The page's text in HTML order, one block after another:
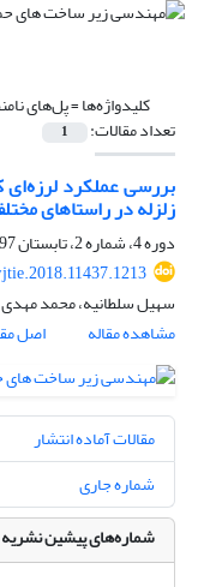
کلیدواژه‌ها =پل‌های
تعداد مقالات: 1
بررسی عملکرد لرزه‌ای
زلزله در راستاهای
دوره 4، شماره 2، تابستان 1397، صفحه
سهیل سلطانیه، محمد مهدی
مشاهده مقاله
اصل
مقالات آماده انتشار
شماره جاری
شماره‌های پیشین نشریه